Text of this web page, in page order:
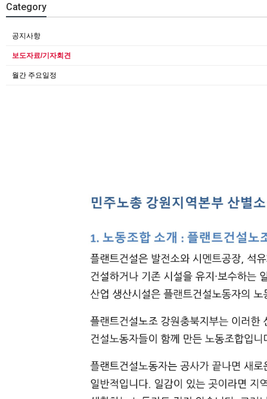
Category
공지사항
보도자료/기자회견
월간 주요일정